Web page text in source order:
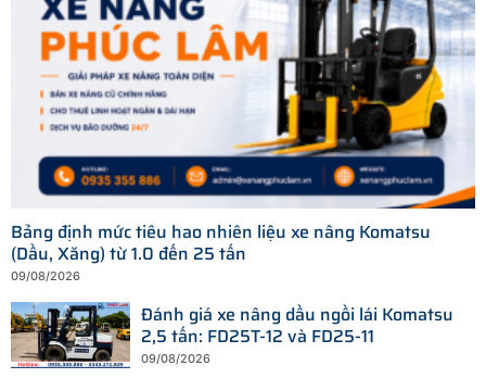
Bảng định mức tiêu hao nhiên liệu xe nâng Komatsu
(Dầu, Xăng) từ 1.0 đến 25 tấn
09/08/2026
Đánh giá xe nâng dầu ngồi lái Komatsu
2,5 tấn: FD25T-12 và FD25-11
09/08/2026